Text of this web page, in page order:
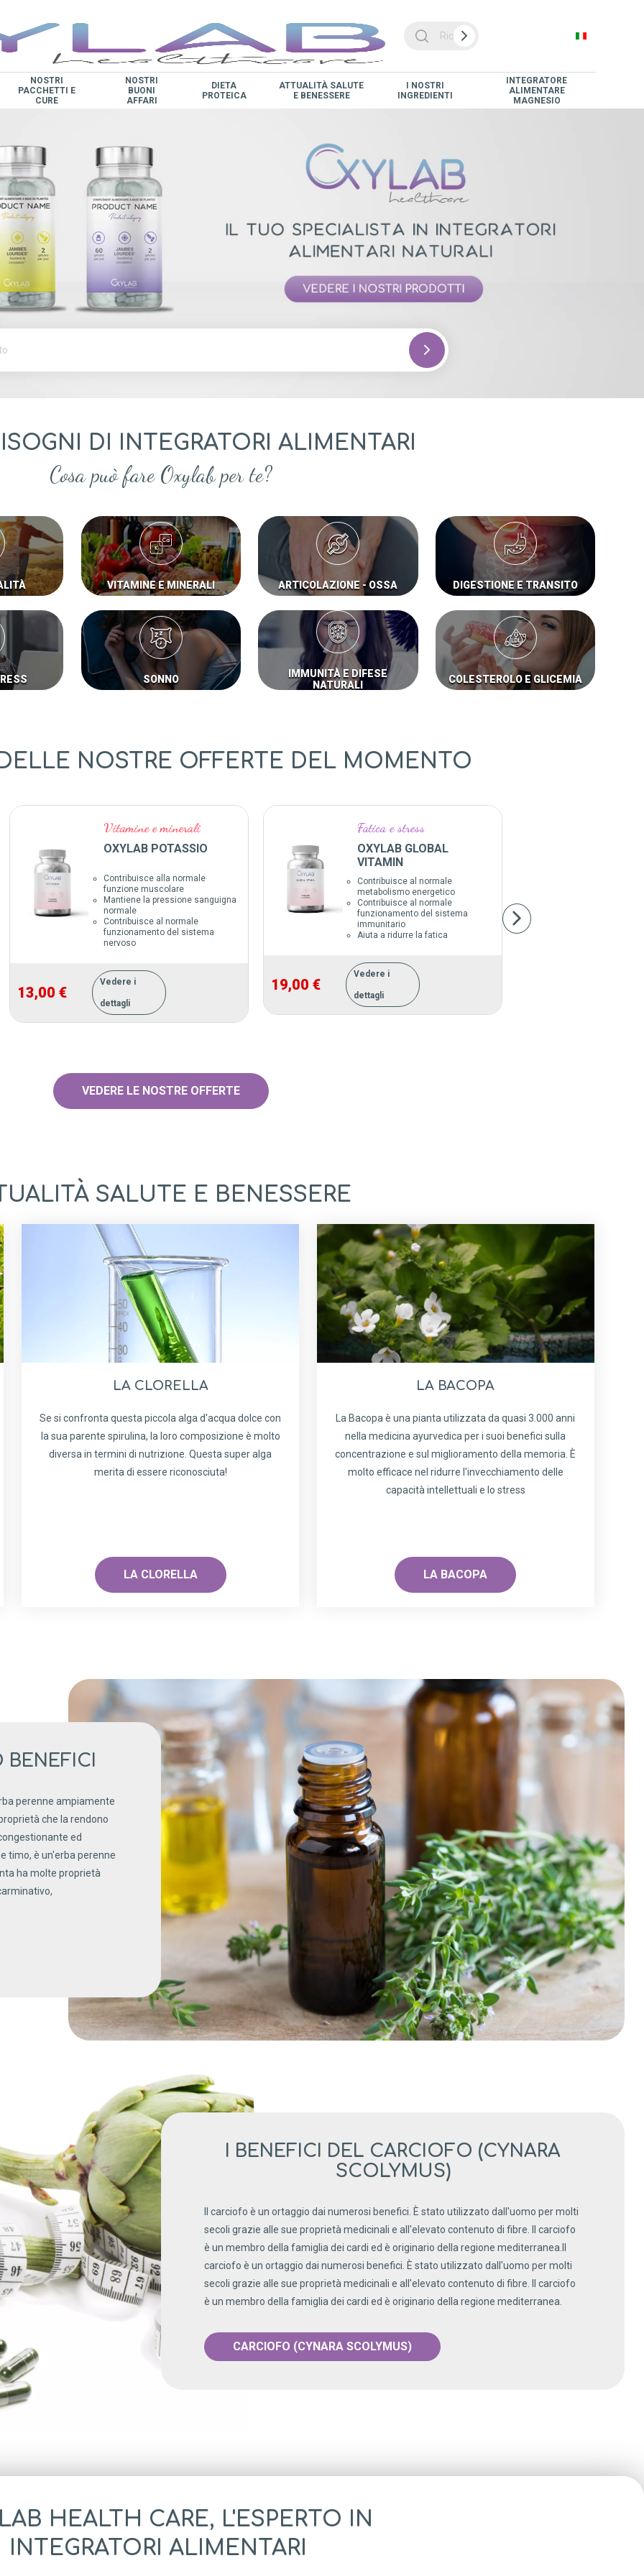
NOSTRI
PACCHETTI E
CURE
NOSTRI
BUONI
AFFARI
DIETA
PROTEICA
ATTUALITÀ SALUTE
E BENESSERE
I NOSTRI
INGREDIENTI
INTEGRATORE
ALIMENTARE
MAGNESIO
DI INTEGRATORI ALIMENTARI
Cosa può fare Oxylab per te?
VITAMINE E MINERALI ARTICOLAZIONE - OSSA DIGESTIONE E TRANSITO
SONNO
IMMUNITÀ E DIFESE
NATURALI
COLESTEROLO E GLICEMIA
NOSTRE OFFERTE DEL MOMENTO
Vitamine e minerali
OXYLAB POTASSIO
Contribuisce alla normale
funzione muscolare
Mantiene la pressione sanguigna
normale
Contribuisce al normale
funzionamento del sistema
nervoso
13,00 €
Vedere i
dettagli
Fatica e stress
OXYLAB GLOBAL
VITAMIN
Contribuisce al normale
metabolismo energetico
Contribuisce al normale
funzionamento del sistema
immunitario
Aiuta a ridurre la fatica
19,00 €
Vedere i
dettagli
VEDERE LE NOSTRE OFFERTE
SALUTE E BENESSERE
LA CLORELLA
Se si confronta questa piccola alga d'acqua dolce con
la sua parente spirulina, la loro composizione è molto
diversa in termini di nutrizione. Questa super alga
merita di essere riconosciuta!
LA CLORELLA
LA BACOPA
La Bacopa è una pianta utilizzata da quasi 3.000 anni
nella medicina ayurvedica per i suoi benefici sulla
concentrazione e sul miglioramento della memoria. È
molto efficace nel ridurre l'invecchiamento delle
capacità intellettuali e lo stress
LA BACOPA
BENEFICI
perenne ampiamente
che la rendono
ed
timo, è un'erba perenne
ha molte proprietà
I BENEFICI DEL CARCIOFO (CYNARA
SCOLYMUS)
Il carciofo è un ortaggio dai numerosi benefici. È stato utilizzato dall'uomo per molti
secoli grazie alle sue proprietà medicinali e all'elevato contenuto di fibre. Il carciofo
è un membro della famiglia dei cardi ed è originario della regione mediterranea.Il
carciofo è un ortaggio dai numerosi benefici. È stato utilizzato dall'uomo per molti
secoli grazie alle sue proprietà medicinali e all'elevato contenuto di fibre. Il carciofo
è un membro della famiglia dei cardi ed è originario della regione mediterranea.
CARCIOFO (CYNARA SCOLYMUS)
HEALTH CARE, L'ESPERTO IN
INTEGRATORI ALIMENTARI